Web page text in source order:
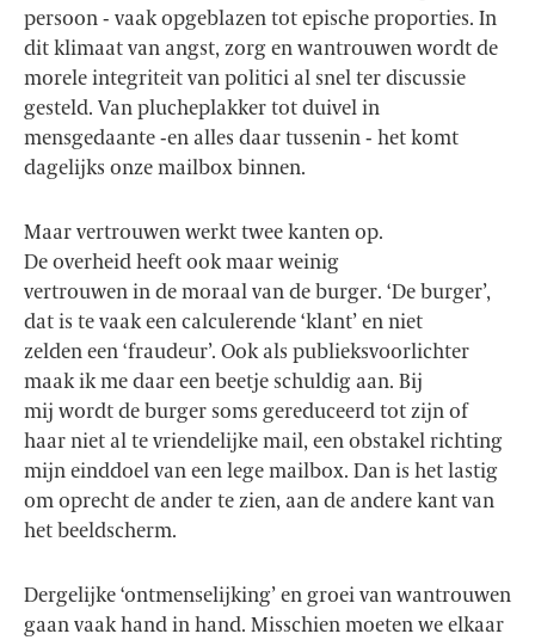
persoon - vaak opgeblazen tot epische proporties. In
dit klimaat van angst, zorg en wantrouwen wordt de
morele integriteit van politici al snel ter discussie
gesteld. Van plucheplakker tot duivel in
mensgedaante -en alles daar tussenin - het komt
dagelijks onze mailbox binnen.
Maar vertrouwen werkt twee kanten op.
De overheid heeft ook maar weinig
vertrouwen in de moraal van de burger. ‘De burger’,
dat is te vaak een calculerende ‘klant’ en niet
zelden een ‘fraudeur’. Ook als publieksvoorlichter
maak ik me daar een beetje schuldig aan. Bij
mij wordt de burger soms gereduceerd tot zijn of
haar niet al te vriendelijke mail, een obstakel richting
mijn einddoel van een lege mailbox. Dan is het lastig
om oprecht de ander te zien, aan de andere kant van
het beeldscherm.
Dergelijke ‘ontmenselijking’ en groei van wantrouwen
gaan vaak hand in hand. Misschien moeten we elkaar